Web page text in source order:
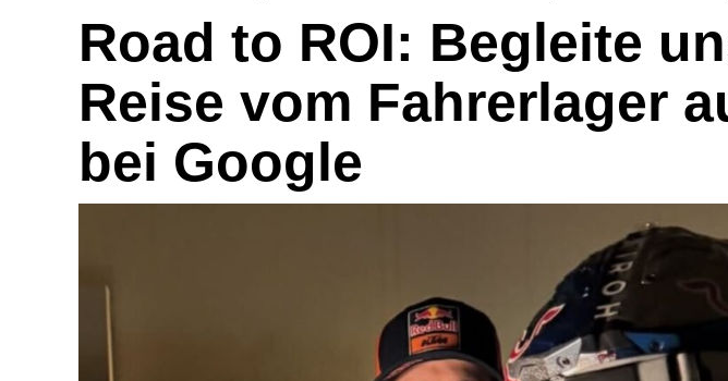
Road to ROI: Begleite
Reise vom Fahrerlager
bei Google